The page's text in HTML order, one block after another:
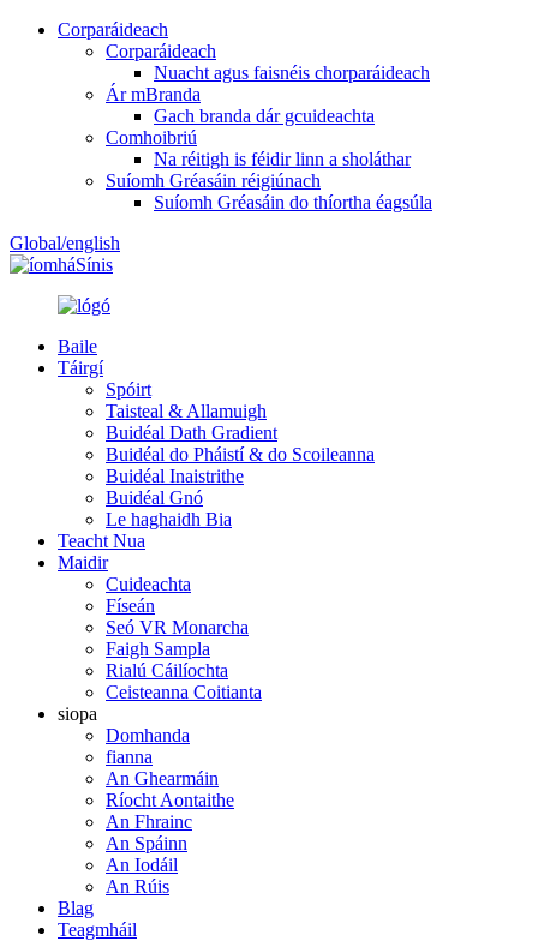
Corparáideach
Corparáideach
Nuacht agus faisnéis chorparáideach
Ár mBranda
Gach branda dár gcuideachta
Comhoibriú
Na réitigh is féidir linn a sholáthar
Suíomh Gréasáin réigiúnach
Suíomh Gréasáin do thíortha éagsúla
Global/english
Sínis
Baile
Táirgí
Spóirt
Taisteal & Allamuigh
Buidéal Dath Gradient
Buidéal do Pháistí & do Scoileanna
Buidéal Inaistrithe
Buidéal Gnó
Le haghaidh Bia
Teacht Nua
Maidir
Cuideachta
Físeán
Seó VR Monarcha
Faigh Sampla
Rialú Cáilíochta
Ceisteanna Coitianta
siopa
Domhanda
fianna
An Ghearmáin
Ríocht Aontaithe
An Fhrainc
An Spáinn
An Iodáil
An Rúis
Blag
Teagmháil